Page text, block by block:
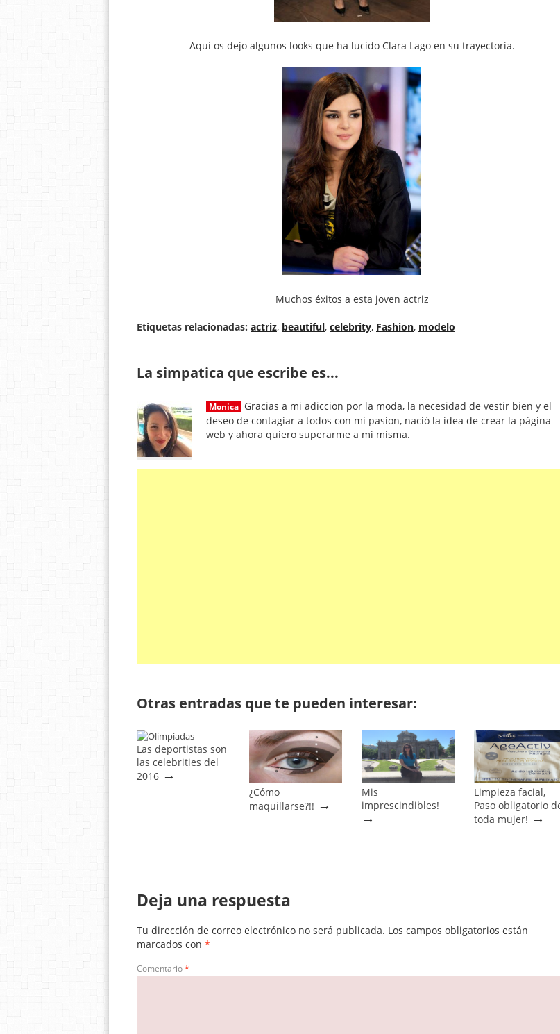
Aquí os dejo algunos looks que ha lucido Clara Lago en su trayectoria.
Muchos éxitos a esta joven actriz
Etiquetas relacionadas: actriz, beautiful, celebrity, Fashion, modelo
La simpatica que escribe es...
Monica Gracias a mi adiccion por la moda, la necesidad de vestir bien y el
deseo de contagiar a todos con mi pasion, nació la idea de crear la página
web y ahora quiero superarme a mi misma.
Otras entradas que te pueden interesar:
Las deportistas son
las celebrities del
2016 →
¿Cómo
maquillarse?!! →
Mis
imprescindibles!
→
Limpieza facial,
Paso obligatorio
toda mujer! →
Deja una respuesta
Tu dirección de correo electrónico no será publicada. Los campos obligatorios están
marcados con *
Comentario*